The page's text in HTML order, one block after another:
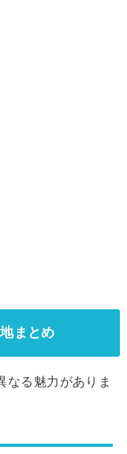
まとめ
なる魅力がありま